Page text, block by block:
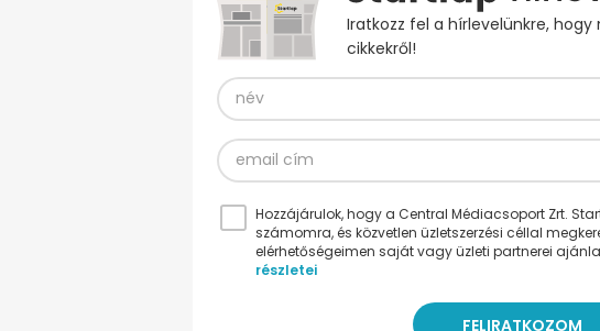
Iratkozz fel a hírlevelünkre,
cikkekről!
Hozzájárulok, hogy a Central Médiacsoport Zrt.
számomra, és közvetlen üzletszerzési céllal
elérhetőségeimen saját vagy üzleti partnerei
részletei